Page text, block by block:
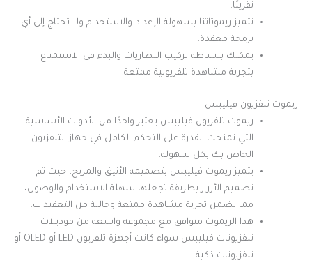
تقريبًا.
تتميز ريموتاتنا بسهولة الإعداد والاستخدام ولا تحتاج إلى أي
برمجة معقدة.
يمكنك ببساطة تركيب البطاريات والبدء في الاستمتاع
بتجربة مشاهدة تلفزيونية ممتعة.
ريموت تلفزيون فيليبس
ريموت تلفزيون فيليبس يعتبر واحدًا من الأدوات الأساسية
التي تمنحك القدرة على التحكم الكامل في جهاز التلفزيون
الخاص بك بكل سهولة.
يتميز ريموت فيليبس بتصميمه الأنيق والمريح، حيث تم
تصميم الأزرار بطريقة تجعلها سهلة الاستخدام والوصول،
مما يضمن تجربة مشاهدة ممتعة وخالية من التعقيدات.
هذا الريموت متوافق مع مجموعة واسعة من موديلات
تلفزيونات فيليبس سواء كانت أجهزة تلفزيون LED أو OLED أو
تلفزيونات ذكية.